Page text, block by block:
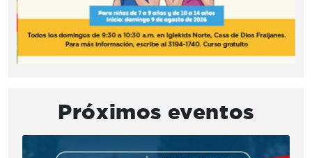
Próximos eventos